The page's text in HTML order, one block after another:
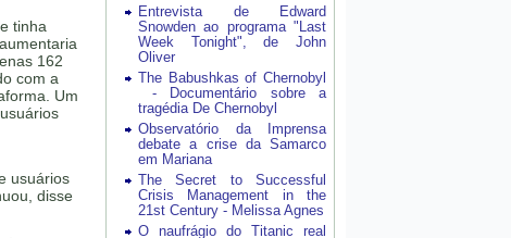
tinha
162
com a
Um
usuários
disse
Entrevista de Edward
Snowden ao programa "Last
Week Tonight", de John
Oliver
The Babushkas of Chernobyl
- Documentário sobre a
tragédia De Chernobyl
Observatório da Imprensa
debate a crise da Samarco
em Mariana
The Secret to Successful
Crisis Management in the
21st Century - Melissa Agnes
O naufrágio do Titanic real